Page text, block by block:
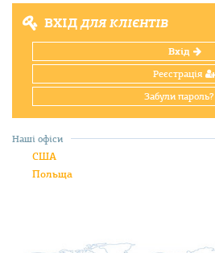
ВХІДДЛЯ КЛІЄНТІВ
Вхід
Реєстрація
Забули пароль?
Наші офіси
США
Польща